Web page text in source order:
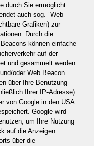
durch Sie ermöglicht.
auch sog. ”Web
Grafiken) zur
Durch die
können einfache
auf der
und gesammelt werden.
oder Web Beacon
über Ihre Benutzung
Ihrer IP-Adresse)
von Google in den USA
Google wird
um Ihre Nutzung
auf die Anzeigen
über die